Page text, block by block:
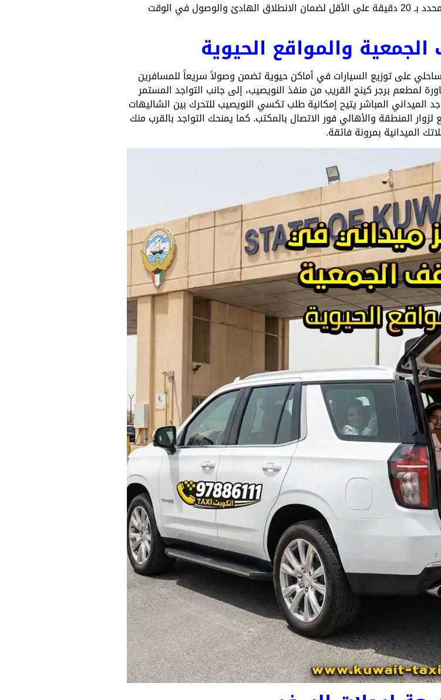
وتلتزم سياراتنا بالتواجد أمام منزل العميل قبل الموعد المحدد بـ 20 دقيقة على الأقل لضمان الانطلاق الهادئ والوصول في الوقت
والمواقع الحيوية
على توزيع السيارات في أماكن حيوية تضمن وصولاً سريعاً للمسافرين
لمطعم برجر كينج القريب من منفذ النويصيب، إلى جانب التواجد المستمر
الميداني المباشر يتيح إمكانية طلب تكسي النويصيب للتحرك بين الشاليهات
المنطقة والأهالي فور الاتصال بالمكتب. كما يمنحك التواجد بالقرب منك
الميدانية بمرونة فائقة.